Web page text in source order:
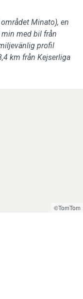
Minato), en
med bil från
profil
km från Kejserliga
©TomTom